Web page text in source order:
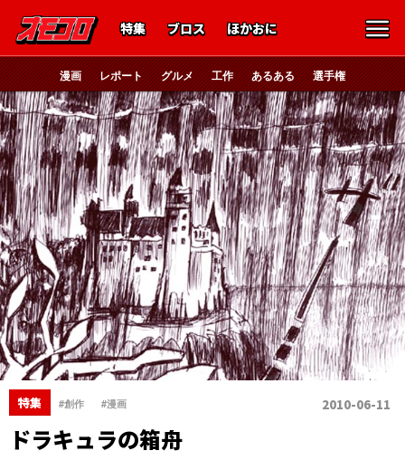
特集 ブロス ほかおに
漫画 レポート グルメ 工作 あるある 選手権
特集 #創作 #漫画 2010-06-11
ドラキュラの箱舟